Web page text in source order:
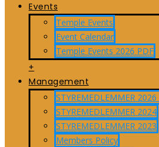
Events
Temple Events
Event Calendar
Temple Events 2026 PDF
+
Management
STYREMEDLEMMER
STYREMEDLEMMER 2024
STYREMEDLEMMER 2023
Members Policy